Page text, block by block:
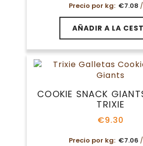
Precio por kg: €7.08
AÑADIR A LA
COOKIE SNACK
TRIXIE
€9.30
Precio por kg: €7.06